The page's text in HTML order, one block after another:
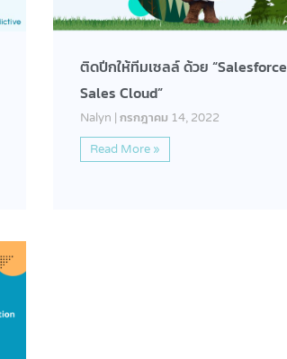
ติดปีกให้ทีมเซลล์ ด้วย “Salesforce
Sales Cloud”
Nalyn กรกฎาคม 14, 2022
Read More »